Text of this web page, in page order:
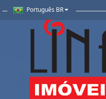
Português BR